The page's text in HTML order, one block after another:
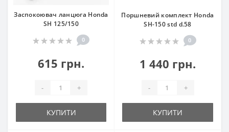
Заспокоювач ланцюга Honda
SH 125/150
0
615 грн.
- +
КУПИТИ
Поршневий комплект Honda
SH-150 std d.58
0
1 440 грн.
- +
КУПИТИ